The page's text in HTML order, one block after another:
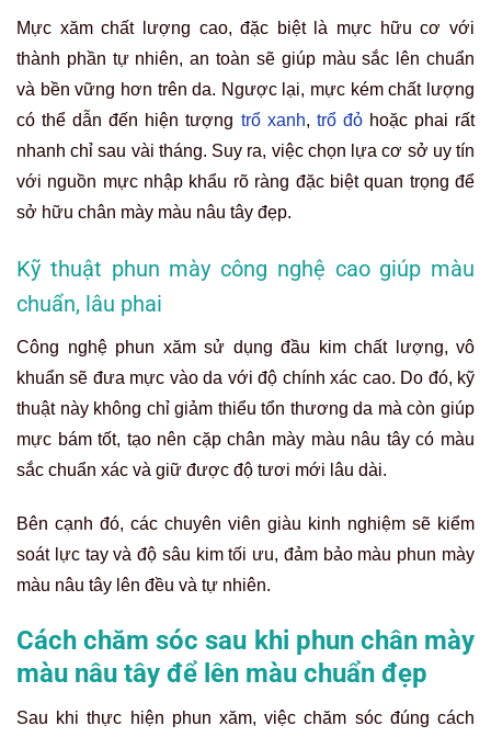
Mực xăm chất lượng cao, đặc biệt là mực hữu cơ với
thành phần tự nhiên, an toàn sẽ giúp màu sắc lên chuẩn
và bền vững hơn trên da. Ngược lại, mực kém chất lượng
có thể dẫn đến hiện tượng trổ xanh, trổ đỏhoặc phai rất
nhanh chỉ sau vài tháng. Suy ra, việc chọn lựa cơ sở uy tín
với nguồn mực nhập khẩu rõ ràng đặc biệt quan trọng để
sở hữu chân mày màu nâu tây đẹp.
Kỹ thuật phun mày công nghệ cao giúp màu
chuẩn, lâu phai
Công nghệ phun xăm sử dụng đầu kim chất lượng, vô
khuẩn sẽ đưa mực vào da với độ chính xác cao. Do đó, kỹ
thuật này không chỉ giảm thiểu tổn thương da mà còn giúp
mực bám tốt, tạo nên cặp chân mày màu nâu tây có màu
sắc chuẩn xác và giữ được độ tươi mới lâu dài.
Bên cạnh đó, các chuyên viên giàu kinh nghiệm sẽ kiểm
soát lực tay và độ sâu kim tối ưu, đảm bảo màu phun mày
màu nâu tây lên đều và tự nhiên.
Cách chăm sóc sau khi phun chân mày
màu nâu tây để lên màu chuẩn đẹp
Sau khi thực hiện phun xăm, việc chăm sóc đúng cách